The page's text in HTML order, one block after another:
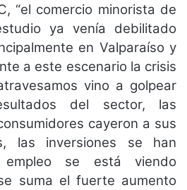
“el comercio minorista de
ya venía debilitado
en Valparaíso y
a este escenario la crisis
vino a golpear
del sector, las
cayeron a sus
las inversiones se han
se está viendo
suma el fuerte aumento